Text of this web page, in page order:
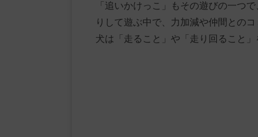
「追いかけっこ」もその遊びの一つ
りして遊ぶ中で、力加減や仲間との
犬は「走ること」や「走り回ること